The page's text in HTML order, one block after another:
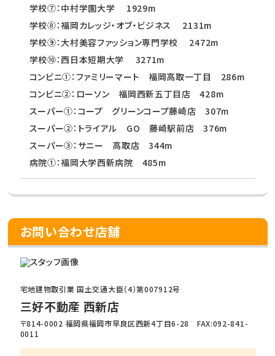
学校⑦：中村学園大学 1929m
学校⑧：福岡カレッジ・オブ・ビジネス 2131m
学校⑨：大村美容ファッション専門学校 2472m
学校⑩：西日本短期大学 3271m
コンビニ①：ファミリーマート 福岡高取一丁目 286m
コンビニ②：ローソン 福岡西新五丁目店 428m
スーパー①：コープ グリーンコープ藤崎店 307m
スーパー②：トライアル GO 藤崎駅前店 376m
スーパー③：サニー 高取店 344m
病院①：福岡大学西新病院 485m
お問い合わせ店舗
宅地建物取引業 国土交通大臣（4）第007912号
三好不動産 西新店
〒814-0002 福岡県福岡市早良区西新4丁目6-28 FAX:092-841-
0011